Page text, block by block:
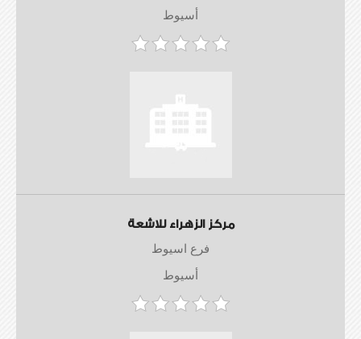
أسيوط
مركز الزهراء للاشعة
فرع اسيوط
أسيوط